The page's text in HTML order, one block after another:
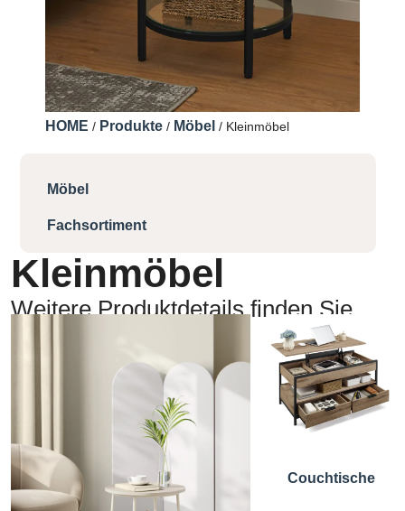
HOME / Produkte / Möbel / Kleinmöbel
Möbel
Fachsortiment
Kleinmöbel
Weitere Produktdetails finden Sie
hier:
Couchtische